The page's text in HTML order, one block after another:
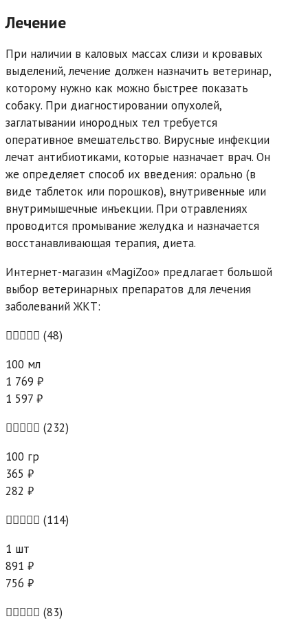
Лечение
При наличии в каловых массах слизи и кровавых
выделений, лечение должен назначить ветеринар,
которому нужно как можно быстрее показать
собаку. При диагностировании опухолей,
заглатывании инородных тел требуется
оперативное вмешательство. Вирусные инфекции
лечат антибиотиками, которые назначает врач. Он
же определяет способ их введения: орально (в
виде таблеток или порошков), внутривенные или
внутримышечные инъекции. При отравлениях
проводится промывание желудка и назначается
восстанавливающая терапия, диета.
Интернет-магазин «MagiZoo» предлагает большой
выбор ветеринарных препаратов для лечения
заболеваний ЖКТ:
(48)
100 мл
1 769 ₽
1 597 ₽
(232)
100 гр
365 ₽
282 ₽
(114)
1 шт
891 ₽
756 ₽
(83)